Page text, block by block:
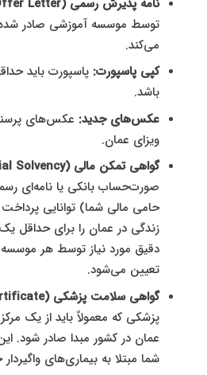
توسط موسسه آموزشی صادر شده
می‌کند.
کپی پاسپورت: پاسپورت باید
باشد.
عکس‌های جدید: عکس‌های
ویزای عمان.
گواهی تمکن مالی (Proof of Financial Solvency):
صورت‌حساب بانکی یا نامه‌ای
حامی مالی شما) توانایی
زندگی در عمان را برای حداقل
دقیق مورد نیاز توسط هر
تعیین می‌شود.
گواهی سلامت پزشکی (Medical Certificate):
پزشکی که معمولاً باید از یک
عمان در کشور مبدا صادر شود.
شما مبتلا به بیماری‌های